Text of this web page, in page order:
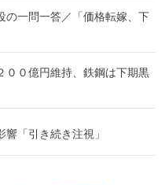
の一問一答／「価格転嫁、下
００億円維持、鉄鋼は下期黒
「引き続き注視」